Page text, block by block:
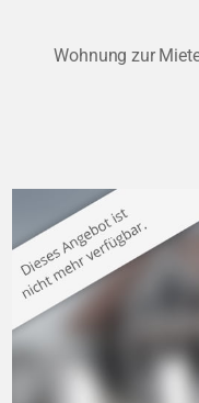
Wohnung zur